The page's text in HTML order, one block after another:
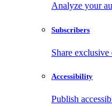
Analyze your
Subscribers
Share
Accessibility
Publish